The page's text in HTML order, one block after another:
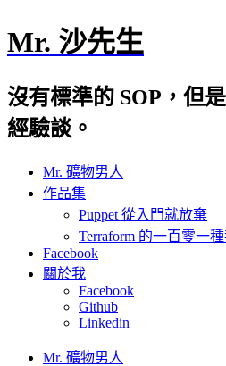
Mr. 沙先生
沒有標準的 SOP，但
經驗談。
Mr. 礦物男人
作品集
Puppet 從入門就放棄
Terraform 的一百零一
Facebook
關於我
Facebook
Github
Linkedin
Mr. 礦物男人